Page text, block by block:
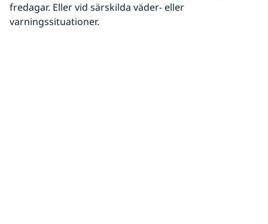
fredagar. Eller vid särskilda väder- eller
varningssituationer.